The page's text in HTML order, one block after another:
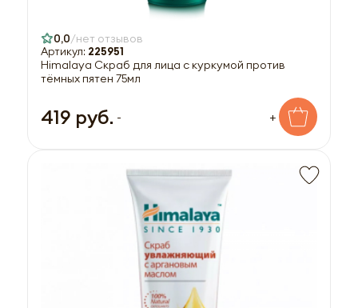
0,0 нет отзывов
Артикул: 225951
Himalaya Скраб для лица с куркумой против
тёмных пятен 75мл
419 руб. - +